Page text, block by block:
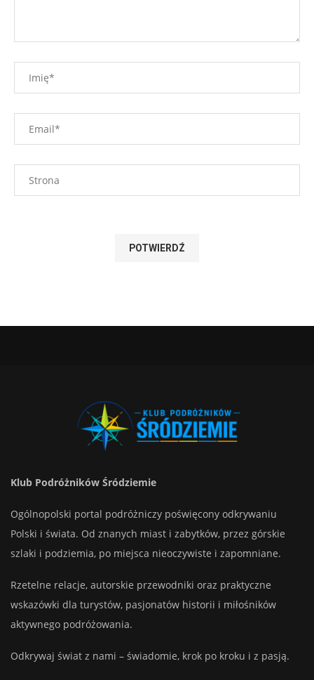
Klub Podróżników Śródziemie
Ogólnopolski portal podróżniczy poświęcony odkrywaniu
Polski i świata. Od znanych miast i zabytków, przez górskie
szlaki i podziemia, po miejsca nieoczywiste i zapomniane.
Rzetelne relacje, autorskie przewodniki oraz praktyczne
wskazówki dla turystów, pasjonatów historii i miłośników
aktywnego podróżowania.
Odkrywaj świat z nami – świadomie, krok po kroku i z pasją.